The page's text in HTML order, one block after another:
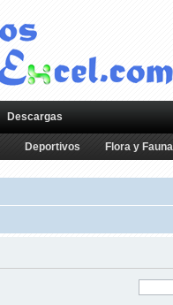
Descargas
Deportivos Flora y Fauna